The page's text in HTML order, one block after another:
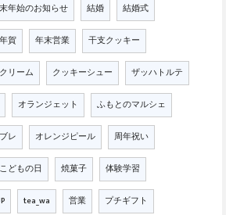
年始のお知らせ 結婚 結婚式
賀 年末営業 干支クッキー
リーム クッキーシュー ザッハトルテ
オランジェット ふもとのマルシェ
レ オレンジピール 周年祝い
こどもの日 焼菓子 体験学習
tea_wa 営業 プチギフト